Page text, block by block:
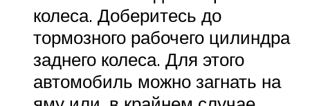
колеса. Доберитесь до
тормозного рабочего цилиндра
заднего колеса. Для этого
автомобиль можно загнать на